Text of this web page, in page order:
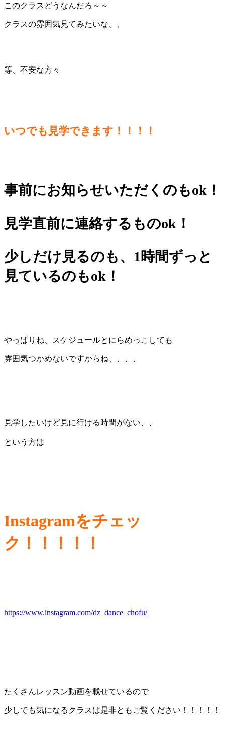
このクラスどうなんだろ～～
クラスの雰囲気見てみたいな、、
等、不安な方々
いつでも見学できます！！！！
事前にお知らせいただくのもok！
見学直前に連絡するものok！
少しだけ見るのも、1時間ずっと
見ているのもok！
やっぱりね、スケジュールとにらめっこしても
雰囲気つかめないですからね、、、、
見学したいけど見に行ける時間がない、、
という方は
Instagramをチェッ
ク！！！！！
https://www.instagram.com/dz_dance_chofu/
たくさんレッスン動画を載せているので
少しでも気になるクラスは是非ともご覧ください！！！！！